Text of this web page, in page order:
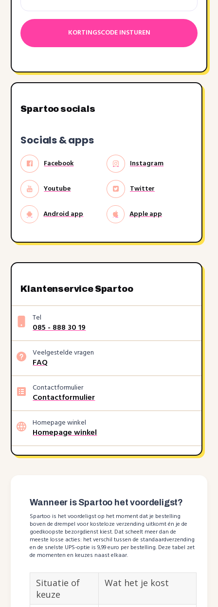
dash
MM
dash
Spartoo socials
Socials & apps
Facebook Instagram
Youtube Twitter
Android app Apple app
Klantenservice Spartoo
Tel
085 - 888 30 19
Veelgestelde vragen
FAQ
Contactformulier
Contactformulier
Homepage winkel
Homepage winkel
Wanneer is Spartoo het voordeligst?
Spartoo is het voordeligst op het moment dat je bestelling
boven de drempel voor kosteloze verzending uitkomt én je de
goedkoopste bezorgdienst kiest. Dat scheelt meer dan de
meeste losse acties: het verschil tussen de standaardverzending
en de snelste UPS-optie is 9,99 euro per bestelling. Deze tabel zet
de momenten en keuzes naast elkaar.
Situatie of
keuze
Wat het je kost